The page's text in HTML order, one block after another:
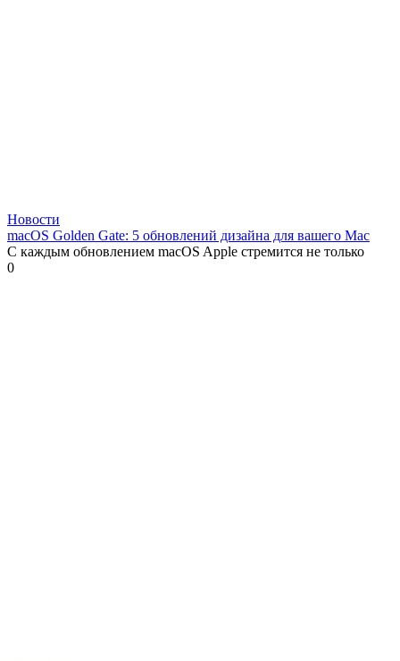
Новости
macOS Golden Gate: 5 обновлений дизайна для вашего Mac
С каждым обновлением macOS Apple стремится не только
0